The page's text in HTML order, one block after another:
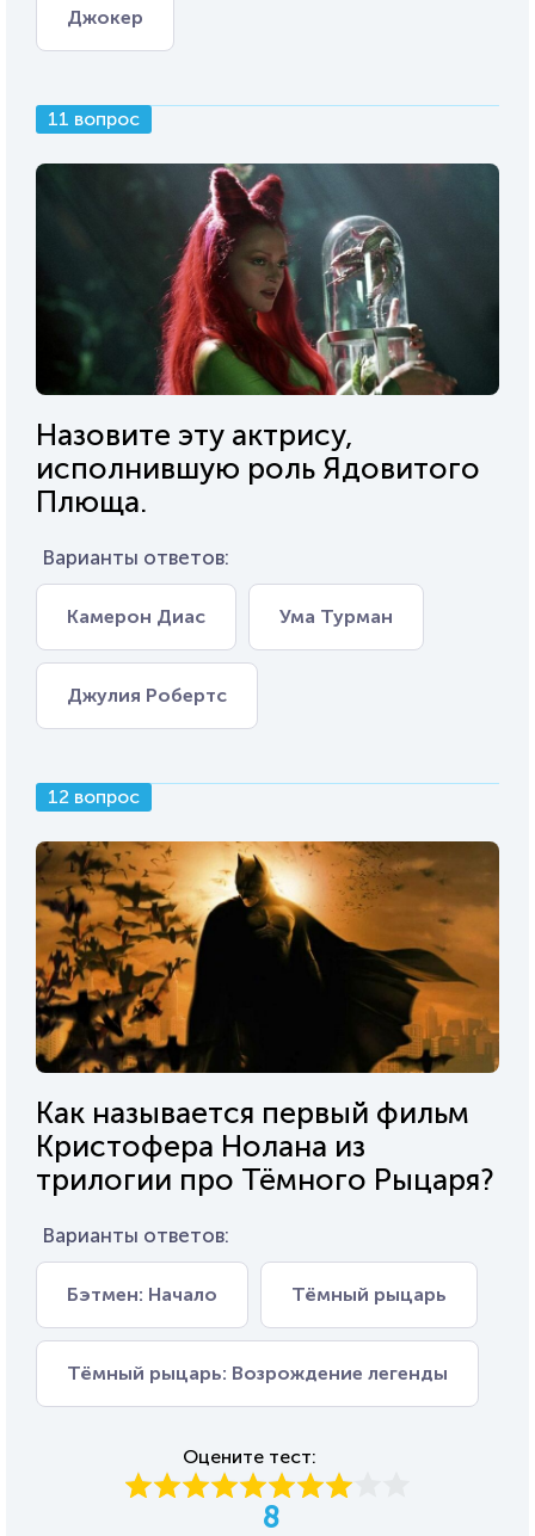
Джокер
11 вопрос
Назовите эту актрису,
исполнившую роль Ядовитого
Плюща.
Варианты ответов:
Камерон Диас Ума Турман
Джулия Робертс
12 вопрос
Как называется первый фильм
Кристофера Нолана из
трилогии про Тёмного Рыцаря?
Варианты ответов:
Бэтмен: Начало Тёмный рыцарь
Тёмный рыцарь: Возрождение легенды
Оцените тест:
8